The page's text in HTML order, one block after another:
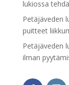
lukiossa
Petäjäveden
puitteet
Petäjäveden
ilman